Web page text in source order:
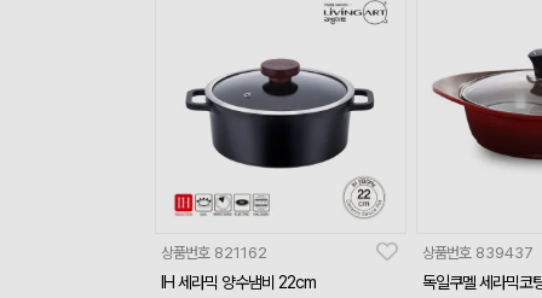
상품번호 821162
IH 세라믹 양수냄비 22cm
상품번호 839437
독일쿠멜 세라믹코